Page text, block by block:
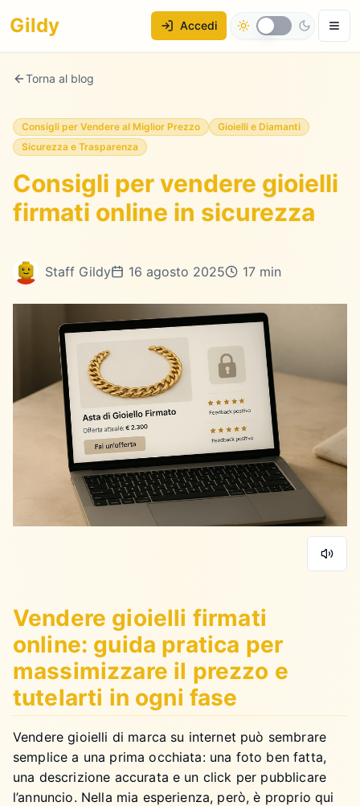
Gildy Accedi
Torna al blog
Consigli per Vendere al Miglior Prezzo
Gioielli e Diamanti
Sicurezza e Trasparenza
Consigli per vendere gioielli
firmati online in sicurezza
Staff Gildy 16 agosto 2025 17 min
Vendere gioielli firmati
online: guida pratica per
massimizzare il prezzo e
tutelarti in ogni fase
Vendere gioielli di marca su internet può sembrare
semplice a una prima occhiata: una foto ben fatta,
una descrizione accurata e un click per pubblicare
l’annuncio. Nella mia esperienza, però, è proprio qui